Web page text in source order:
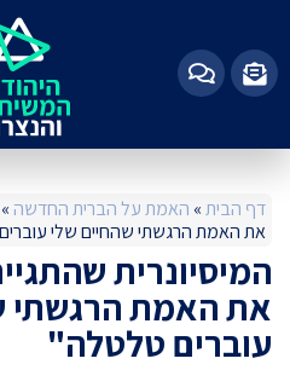
דף הבית» האמת על הברית החדשה »
את האמת הרגשתי שהחיים שלי
המיסיונרית
את האמת הרגשתי
עוברים טלטלה"